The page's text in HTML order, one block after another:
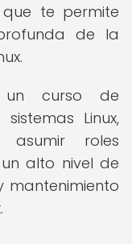
te permite
de la
curso de
Linux,
roles
alto nivel de
mantenimiento